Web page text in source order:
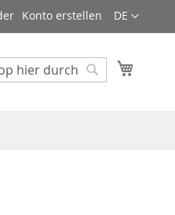
Sprache
DE
Konto erstellen